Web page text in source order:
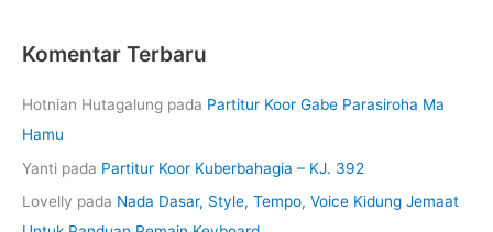
Komentar Terbaru
Hotnian Hutagalung pada Partitur Koor Gabe Parasiroha Ma
Hamu
Yanti pada Partitur Koor Kuberbahagia – KJ. 392
Lovelly pada Nada Dasar, Style, Tempo, Voice Kidung Jemaat